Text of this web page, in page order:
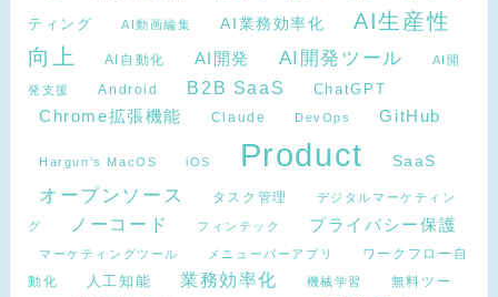
ティング
AI動画編集 AI業務効率化
AI生産性
向上
AI自動化 AI開発 AI開発ツール AI開
発支援 Android B2B SaaS ChatGPT
Chrome拡張機能 Claude DevOps GitHub
Hargun's MacOS iOS Product SaaS
オープンソース タスク管理 デジタルマーケティン
グ ノーコード フィンテック プライバシー保護
マーケティングツール メニューバーアプリ
ワークフロー自
動化
人工知能 業務効率化 機械学習
無料ツー